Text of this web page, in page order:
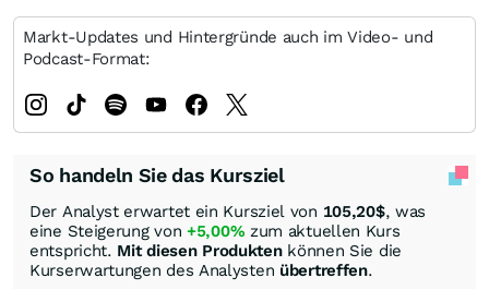
Markt-Updates und Hintergründe auch im Video- und
Podcast-Format:
So handeln Sie das Kursziel
Der Analyst erwartet ein Kursziel von 105,20$, was
eine Steigerung von +5,00% zum aktuellen Kurs
entspricht. Mit diesen Produktenkönnen Sie die
Kurserwartungen des Analysten übertreffen.